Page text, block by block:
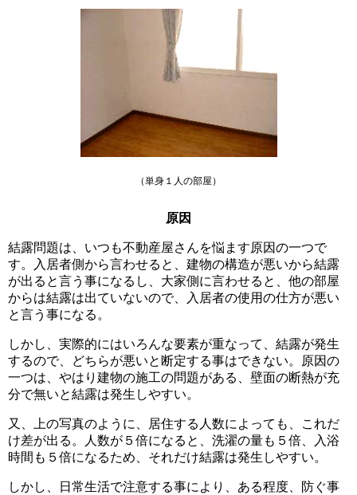
（単身１人の部屋）
原因
結露問題は、いつも不動産屋さんを悩ます原因の一つで
す。入居者側から言わせると、建物の構造が悪いから結露
が出ると言う事になるし、大家側に言わせると、他の部屋
からは結露は出ていないので、入居者の使用の仕方が悪い
と言う事になる。
しかし、実際的にはいろんな要素が重なって、結露が発生
するので、どちらが悪いと断定する事はできない。原因の
一つは、やはり建物の施工の問題がある、壁面の断熱が充
分で無いと結露は発生しやすい。
又、上の写真のように、居住する人数によっても、これだ
け差が出る。人数が５倍になると、洗濯の量も５倍、入浴
時間も５倍になるため、それだけ結露は発生しやすい。
しかし、日常生活で注意する事により、ある程度、防ぐ事